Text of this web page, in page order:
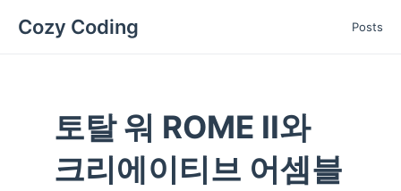
Cozy Coding Posts
토탈 워 ROME II와
크리에이티브 어셈블